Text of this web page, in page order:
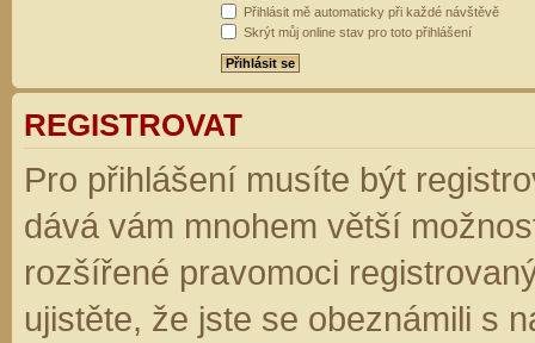
Přihlásit mě automaticky při každé návštěvě
Skrýt můj online stav pro toto přihlášení
REGISTROVAT
Pro přihlášení musíte být
dává vám mnohem větší
rozšířené pravomoci
ujistěte, že jste se obeznámili s